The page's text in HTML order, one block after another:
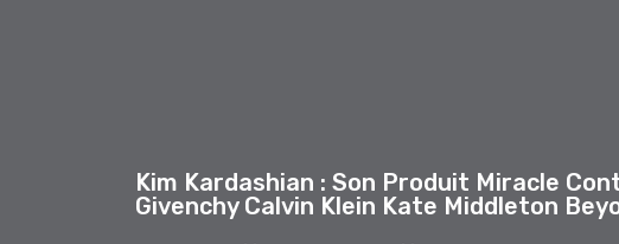
Kim Kardashian : Son Produit Miracle
Givenchy Calvin Klein Kate Middleton